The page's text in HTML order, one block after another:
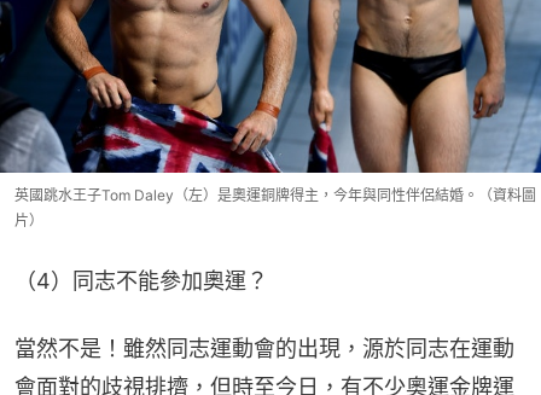
英國跳水王子Tom Daley（左）是奧運銅牌得主，今年與同性伴侶結婚。（資料圖
片）
（4）同志不能參加奧運？
當然不是！雖然同志運動會的出現，源於同志在運動
會面對的歧視排擠，但時至今日，有不少奧運金牌運